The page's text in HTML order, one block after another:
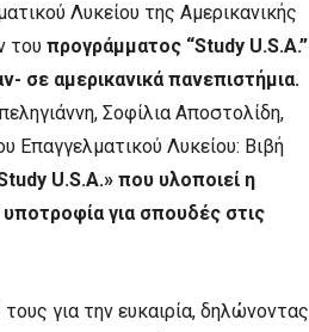
Λυκείου της Αμερικανικής
του προγράμματος “Study U.S.A.”
σε αμερικανικά πανεπιστήμια.
Σοφίλια Αποστολίδη,
Επαγγελματικού Λυκείου: Βιβή
U.S.A.» που υλοποιεί η
για σπουδές στις
τους για την ευκαιρία, δηλώνοντας